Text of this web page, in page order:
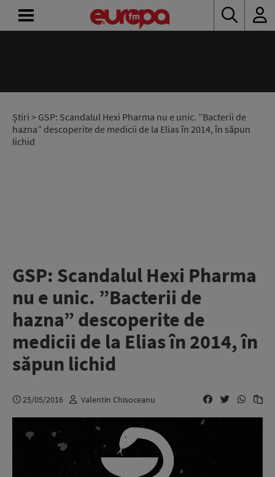
Știri > GSP: Scandalul Hexi Pharma nu e unic. ”Bacterii de
hazna” descoperite de medicii de la Elias în 2014, în săpun
lichid
GSP: Scandalul Hexi Pharma
nu e unic. ”Bacterii de
hazna” descoperite de
medicii de la Elias în 2014, în
săpun lichid
25/05/2016 Valentin Chisoceanu
RADIO
CONCURSURI